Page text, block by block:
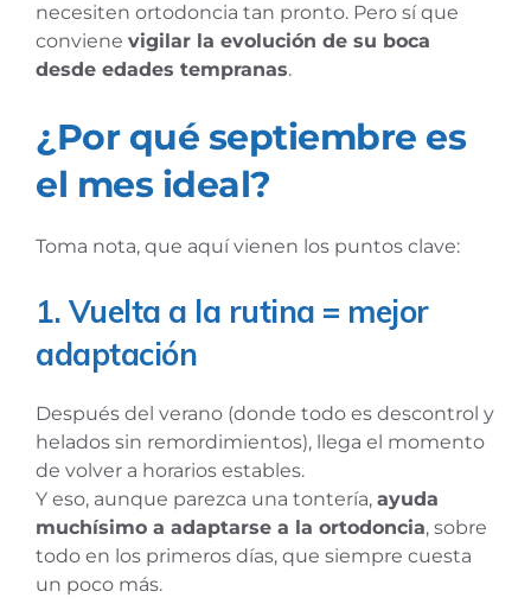
necesiten ortodoncia tan pronto. Pero sí que
conviene vigilar la evolución de su boca
desde edades tempranas.
¿Por qué septiembre es
el mes ideal?
Toma nota, que aquí vienen los puntos clave:
1. Vuelta a la rutina = mejor
adaptación
Después del verano (donde todo es descontrol y
helados sin remordimientos), llega el momento
de volver a horarios estables.
Y eso, aunque parezca una tontería, ayuda
muchísimo a adaptarse a la ortodoncia, sobre
todo en los primeros días, que siempre cuesta
un poco más.